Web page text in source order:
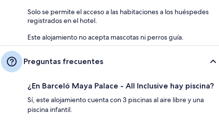
Solo se permite el acceso a las habitaciones a los huéspedes
registrados en el hotel.
Este alojamiento no acepta mascotas ni perros guía.
Preguntas frecuentes
¿En Barceló Maya Palace - All Inclusive hay piscina?
Sí, este alojamiento cuenta con 3 piscinas al aire libre y una
piscina infantil.